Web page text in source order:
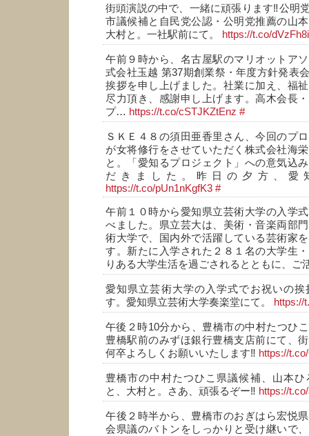
街頭演説の中で、一緒に頑張ります‼️公明
市議候補と自民党公認・公明党推薦の山
大村と。一社駅前にて。
https://t.co/
午前９時から、名古屋駅のマリオットア
式会社玉越 第37期創業祭・年度方針発表
挨拶を申し上げました。社業に加え、福
尽力頂き、感謝申し上げます。高木会長
プ… https://t.co/cSTJKZtEnz #
ＳＫＥ４８の須田亜香里さん、今回のプ
が女将修行をさせていただく株式会社海
と。「愛知るプロジェクト」への意気込
だきました。昨日の夕方、愛
https://t.co/pUn1nKgfK3 #
午前１０時から愛知県立芸術大学の入学
べました。県立芸大は、美術・音楽両部
術大学で、国内外で活躍している芸術家
す。新たに入学された２８１名の大学生
りある大学生活を過ごされるとともに、ご
愛知県立芸術大学の入学式でお祝いの
す。愛知県立芸術大学奏楽堂にて。
https://
午後２時10分から、豊橋市の中村たつひ
豊橋駅前のみずほ銀行豊橋支店前にて、
何卒よろしくお願いいたします‼️ https://
豊橋市の中村たつひこ県議候補、山本
と、大村と。さあ、頑張るぞー‼️ https://
午後２時半から、豊橋市のおぎはら宏悦
会県議のバトンをしっかりと受け継いで